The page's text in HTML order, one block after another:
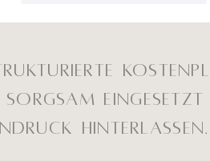
hinterlassen.